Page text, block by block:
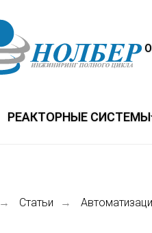
РЕАКТОРНЫЕ СИСТЕМЫ
→ Статьи →